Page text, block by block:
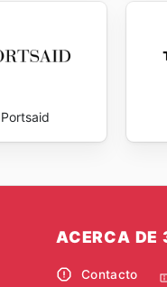
Portsaid
ACERCA DE
Contacto